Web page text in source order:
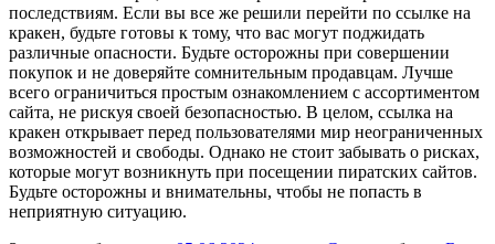
последствиям. Если вы все же решили перейти по ссылке на
кракен, будьте готовы к тому, что вас могут поджидать
различные опасности. Будьте осторожны при совершении
покупок и не доверяйте сомнительным продавцам. Лучше
всего ограничиться простым ознакомлением с ассортиментом
сайта, не рискуя своей безопасностью. В целом, ссылка на
кракен открывает перед пользователями мир неограниченных
возможностей и свободы. Однако не стоит забывать о рисках,
которые могут возникнуть при посещении пиратских сайтов.
Будьте осторожны и внимательны, чтобы не попасть в
неприятную ситуацию.